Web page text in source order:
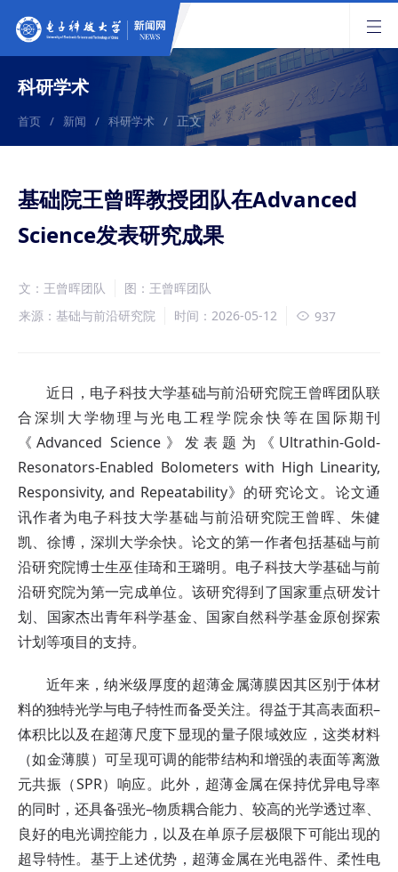
科研学术
首页 / 新闻 / 科研学术 / 正文
基础院王曾晖教授团队在Advanced
Science发表研究成果
文：王曾晖团队
图：王曾晖团队
来源：基础与前沿研究院
时间：2026-05-12 937
近日，电子科技大学基础与前沿研究院王曾晖团队联
合深圳大学物理与光电工程学院余快等在国际期刊
《Advanced Science 》 发表题为《Ultrathin-Gold-
Resonators-Enabled Bolometers with High Linearity,
Responsivity, and Repeatability》 的研究论文。论文通
讯作者为电子科技大学基础与前沿研究院王曾晖、朱健
凯、徐博，深圳大学余快。论文的第一作者包括基础与前
沿研究院博士生巫佳琦和王璐明。电子科技大学基础与前
沿研究院为第一完成单位。该研究得到了国家重点研发计
划、国家杰出青年科学基金、国家自然科学基金原创探索
计划等项目的支持。
近年来，纳米级厚度的超薄金属薄膜因其区别于体材
料的独特光学与电子特性而备受关注。得益于其高表面积–
体积比以及在超薄尺度下显现的量子限域效应，这类材料
（如金薄膜）可呈现可调的能带结构和增强的表面等离激
元共振（SPR）响应。此外，超薄金属在保持优异电导率
的同时，还具备强光–物质耦合能力、较高的光学透过率、
良好的电光调控能力，以及在单原子层极限下可能出现的
超导特性。基于上述优势，超薄金属在光电器件、柔性电